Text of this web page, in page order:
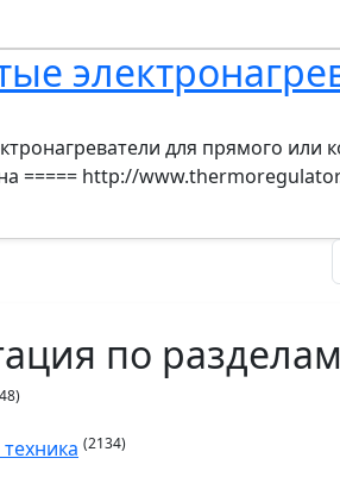
для прямого или
===== http://
по разделам
(2134)